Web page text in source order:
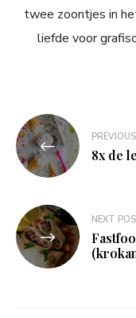
twee zoontjes in
liefde voor
Bericht
navigatie8x de
NEXT